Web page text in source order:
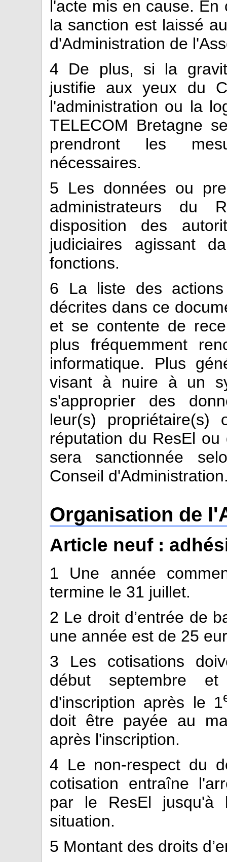
l'acte mis en cause.
la sanction est laissé
d'Administration de
4 De plus, si la
justifie aux yeux du
l'administration ou la
TELECOM Bretagne
prendront les
nécessaires.
5 Les données ou
administrateurs du
disposition des
judiciaires agissant
fonctions.
6 La liste des
décrites dans ce
et se contente de
plus fréquemment
informatique. Plus
visant à nuire à un
s'approprier des
leur(s)
réputation du ResEl
sera sanctionnée
Conseil
Organisation de
Article neuf :
1 Une année
termine le 31 juillet.
2 Le droit d’entrée de
une année est de 25
3 Les cotisations
début septembre
d'inscription après le 1
doit être payée au
après l'inscription.
4 Le non-respect du
cotisation entraîne
par le ResEl jusqu'à
situation.
5 Montant des droits